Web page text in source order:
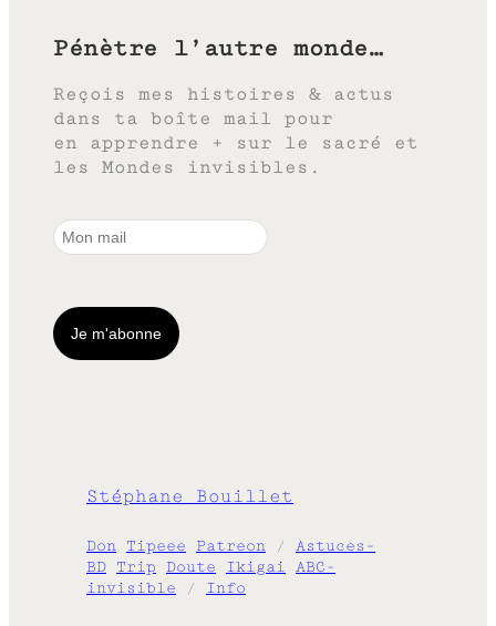
Pénètre l’autre monde…
Reçois mes histoires & actus
dans ta boîte mail pour
en apprendre + sur le sacré et
les Mondes invisibles.
Stéphane Bouillet
Don Tipeee Patreon / Astuces-
BD Trip Doute Ikigai ABC-
invisible / Info